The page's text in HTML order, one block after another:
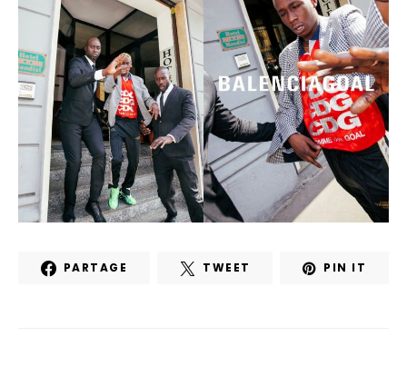
PARTAGE TWEET PIN IT